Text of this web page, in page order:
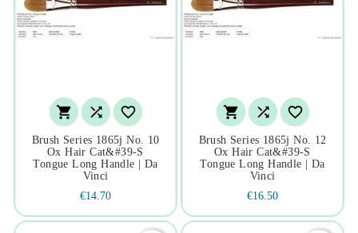
  
Brush Series 1865j No. 10
Ox Hair Cat&#39-S
Tongue Long Handle | Da
Vinci
€14.70
  
Brush Series 1865j No. 12
Ox Hair Cat&#39-S
Tongue Long Handle | Da
Vinci
€16.50